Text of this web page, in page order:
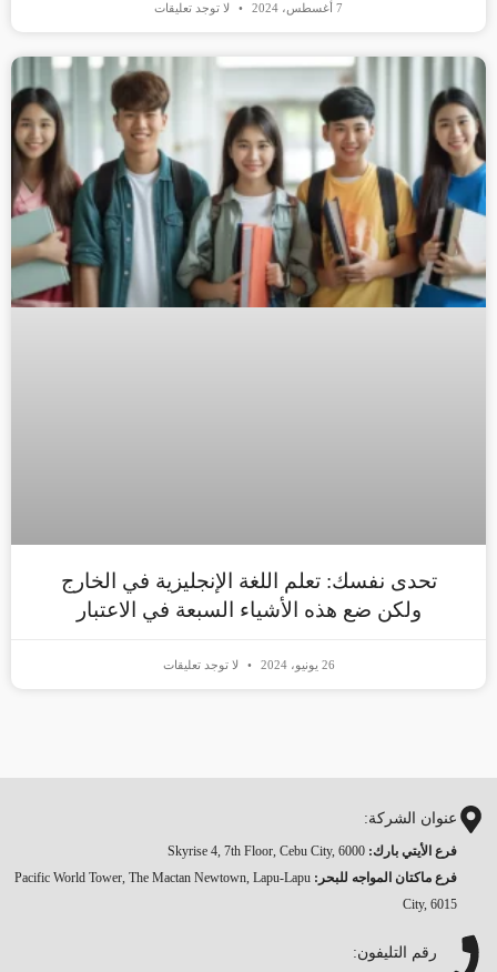
7 أغسطس، 2024 لا توجد تعليقات
تحدى نفسك: تعلم اللغة الإنجليزية في الخارج
ولكن ضع هذه الأشياء السبعة في الاعتبار
26 يونيو، 2024 لا توجد تعليقات
عنوان الشركة:
فرع الأيتي بارك: Skyrise 4, 7th Floor, Cebu City, 6000
فرع ماكتان المواجه للبحر :
Pacific World Tower, The Mactan Newtown, Lapu-Lapu
City, 6015
رقم التليفون: